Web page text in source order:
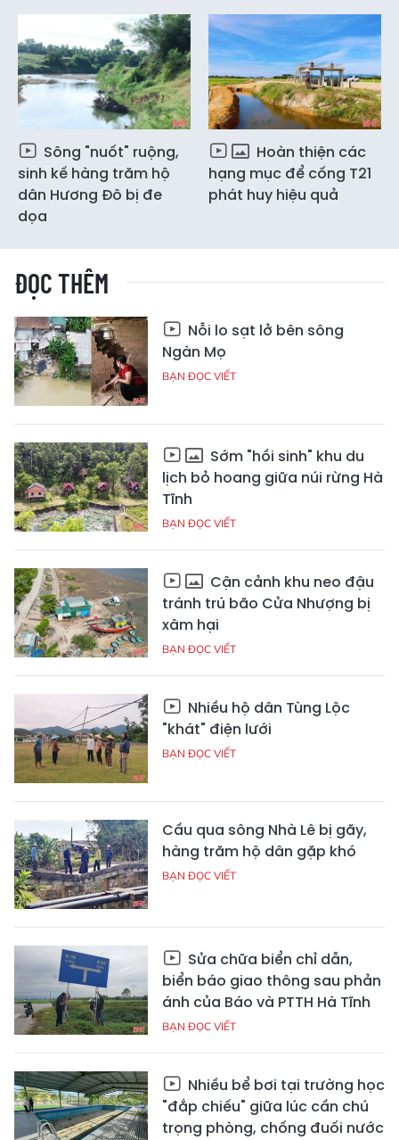
Sông "nuốt" ruộng,
sinh kế hàng trăm hộ
dân Hương Đô bị đe
dọa
Hoàn thiện các
hạng mục để cống T21
phát huy hiệu quả
ĐỌC THÊM
Nỗi lo sạt lở bên sông
Ngàn Mọ
BẠN ĐỌC VIẾT
Sớm "hồi sinh" khu du
lịch bỏ hoang giữa núi rừng Hà
Tĩnh
BẠN ĐỌC VIẾT
Cận cảnh khu neo đậu
tránh trú bão Cửa Nhượng bị
xâm hại
BẠN ĐỌC VIẾT
Nhiều hộ dân Tùng Lộc
"khát" điện lưới
BẠN ĐỌC VIẾT
Cầu qua sông Nhà Lê bị gãy,
hàng trăm hộ dân gặp khó
BẠN ĐỌC VIẾT
Sửa chữa biển chỉ dẫn,
biển báo giao thông sau phản
ánh của Báo và PTTH Hà Tĩnh
BẠN ĐỌC VIẾT
Nhiều bể bơi tại trường học
"đắp chiếu" giữa lúc cần chú
trọng phòng, chống đuối nước